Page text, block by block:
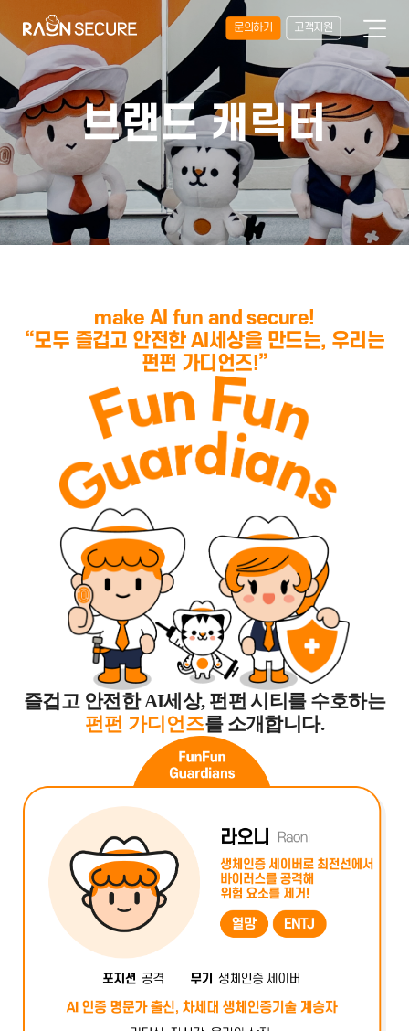
문의하기 고객지원
브랜드 캐릭터
make AI fun and secure!
“모두 즐겁고 안전한 AI세상을 만드는, 우리는
펀펀 가디언즈!”
즐겁고 안전한 AI세상,펀펀 시티를 수호하는
펀펀 가디언즈를 소개합니다.